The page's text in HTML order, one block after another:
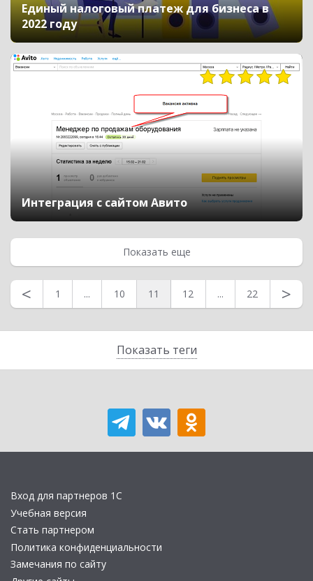
Показать теги
Единый налоговый платеж для бизнеса в
2022 году
6962
Интеграция с сайтом Авито
Показать еще
< 1 ... 10 11 12 ... 22 >
Вход для партнеров 1С
Учебная версия
Стать партнером
Политика конфиденциальности
Замечания по сайту